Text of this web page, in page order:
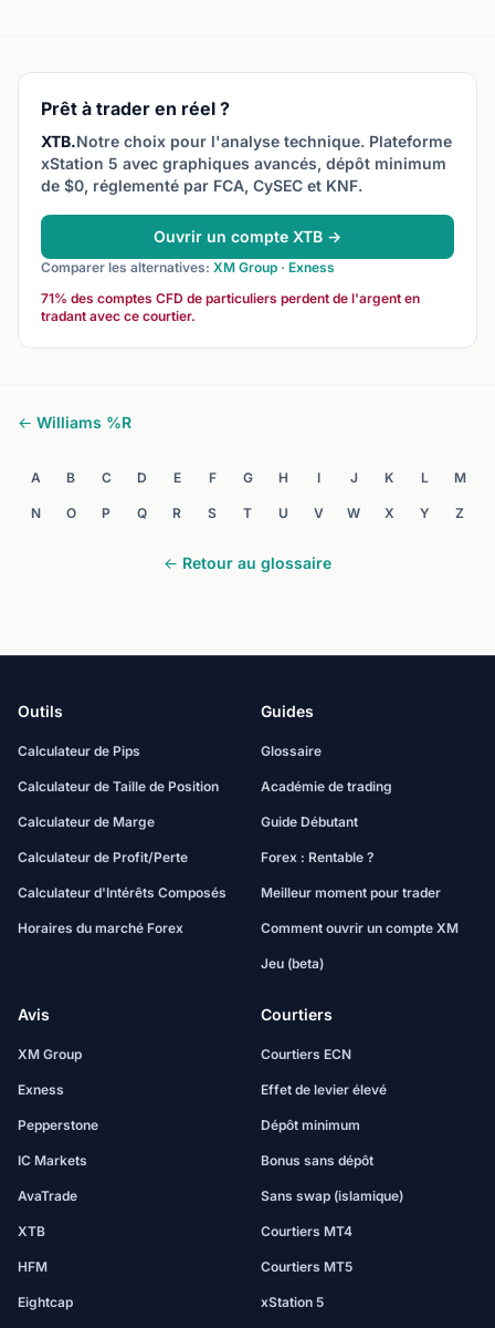
produire.
résistance lors d’un repli.
Prêt à trader en réel ?
XTB.Notre choix pour l'analyse technique. Plateforme
xStation 5 avec graphiques avancés, dépôt minimum
de $0, réglementé par FCA, CySEC et KNF.
Ouvrir un compte XTB →
Comparer les alternatives: XM Group · Exness
71% des comptes CFD de particuliers perdent de l'argent en
tradant avec ce courtier.
← Williams %R
A B C D E F G H I J K L M
N O P Q R S T U V W X Y Z
← Retour au glossaire
Outils
Calculateur de Pips
Calculateur de Taille de Position
Calculateur de Marge
Calculateur de Profit/Perte
Calculateur d'Intérêts Composés
Horaires du marché Forex
Guides
Glossaire
Académie de trading
Guide Débutant
Forex : Rentable ?
Meilleur moment pour trader
Comment ouvrir un compte XM
Jeu (beta)
Avis
XM Group
Exness
Pepperstone
IC Markets
AvaTrade
XTB
HFM
Eightcap
Courtiers
Courtiers ECN
Effet de levier élevé
Dépôt minimum
Bonus sans dépôt
Sans swap (islamique)
Courtiers MT4
Courtiers MT5
xStation 5